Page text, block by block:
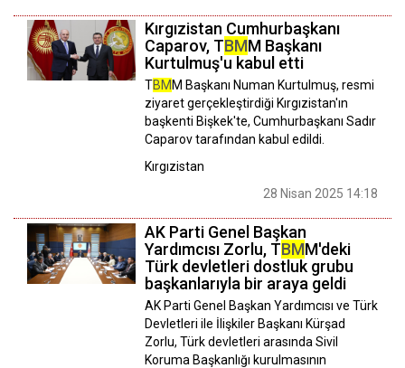
Kırgızistan Cumhurbaşkanı
Caparov, TBMM Başkanı
Kurtulmuş'u kabul etti
TBM M Başkanı Numan Kurtulmuş, resmi
ziyaret gerçekleştirdiği Kırgızistan'ın
başkenti Bişkek'te, Cumhurbaşkanı Sadır
Caparov tarafından kabul edildi.
Kırgızistan
28 Nisan 2025 14:18
AK Parti Genel Başkan
Yardımcısı Zorlu, TBMM'deki
Türk devletleri dostluk grubu
başkanlarıyla bir araya geldi
AK Parti Genel Başkan Yardımcısı ve Türk
Devletleri ile İlişkiler Başkanı Kürşad
Zorlu, Türk devletleri arasında Sivil
Koruma Başkanlığı kurulmasının